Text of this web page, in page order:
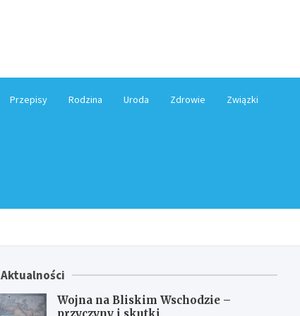
Przepisy Rodzina Uroda Zdrowie Związki
Aktualności
Wojna na Bliskim Wschodzie –